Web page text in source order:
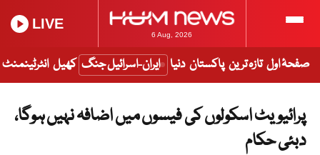
6 Aug, 2026
LIVE
صفحۂ اول تازہ ترین پاکستان دنیا ایران-اسرائیل جنگ کھیل انٹرٹینمنٹ
پرائیویٹ اسکولوں کی فیسوں میں اضافہ نہیں ہوگا،
دبئی حکام